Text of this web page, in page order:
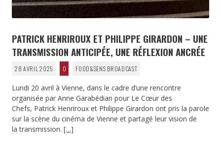
PATRICK HENRIROUX ET PHILIPPE GIRARDON – UNE
TRANSMISSION ANTICIPÉE, UNE RÉFLEXION ANCRÉE
28 AVRIL 2025 0 FOOD&SENS BROADCAST
Lundi 20 avril à Vienne, dans le cadre d’une rencontre
organisée par Anne Garabédian pour Le Cœur des
Chefs, Patrick Henriroux et Philippe Girardon ont pris la parole
sur la scène du cinéma de Vienne et partagé leur vision de
la transmission. […]